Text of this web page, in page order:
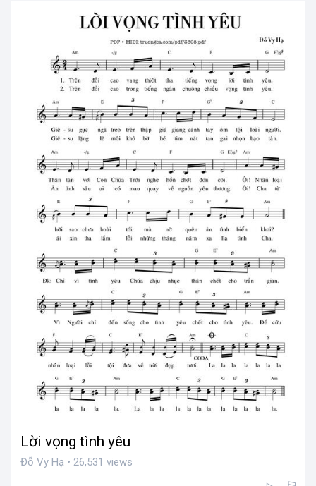
Lời vọng tình yêu
Đỗ Vy Hạ • 26,531 views